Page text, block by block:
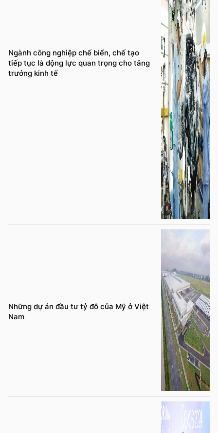
Ngành công nghiệp chế biến, chế tạo
tiếp tục là động lực quan trọng cho tăng
trưởng kinh tế
Những dự án đầu tư tỷ đô của Mỹ ở Việt
Nam